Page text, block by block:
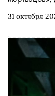
31 октября
Кристала и
триллеры,